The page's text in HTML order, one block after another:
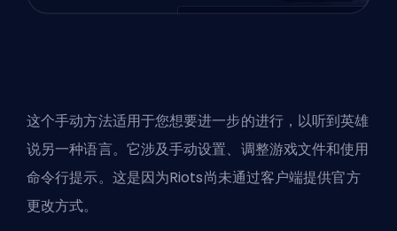
这个手动方法适用于您想要进一步的进行，以听到英雄
说另一种语言。它涉及手动设置、调整游戏文件和使用
命令行提示。这是因为Riots尚未通过客户端提供官方
更改方式。